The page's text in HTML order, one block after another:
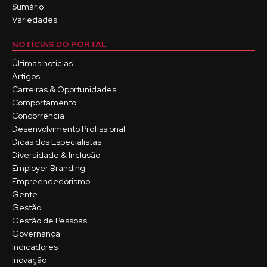
Sumário
Variedades
NOTÍCIAS DO PORTAL
Últimas notícias
Artigos
Carreiras & Oportunidades
Comportamento
Concorrência
Desenvolvimento Profissional
Dicas dos Especialistas
Diversidade & Inclusão
Employer Branding
Empreendedorismo
Gente
Gestão
Gestão de Pessoas
Governança
Indicadores
Inovação